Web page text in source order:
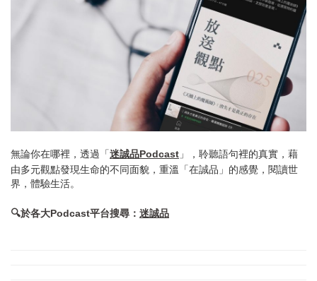
無論你在哪裡，透過「迷誠品Podcast 」，聆聽語句裡的真實，藉
由多元觀點發現生命的不同面貌，重溫「在誠品」的感覺，閱讀世
界，體驗生活。
🔍於各大Podcast平台搜尋： 迷誠品